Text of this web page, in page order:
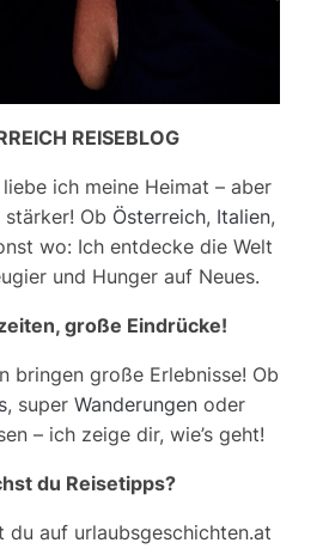
REISEBLOG
ich meine Heimat – aber
stärker! Ob Österreich, Italien,
wo: Ich entdecke die Welt
und Hunger auf Neues.
große Eindrücke!
bringen große Erlebnisse! Ob
, super Wanderungenoder
– ich zeige dir, wie’s geht!
du Reisetipps?
du auf urlaubsgeschichten.at